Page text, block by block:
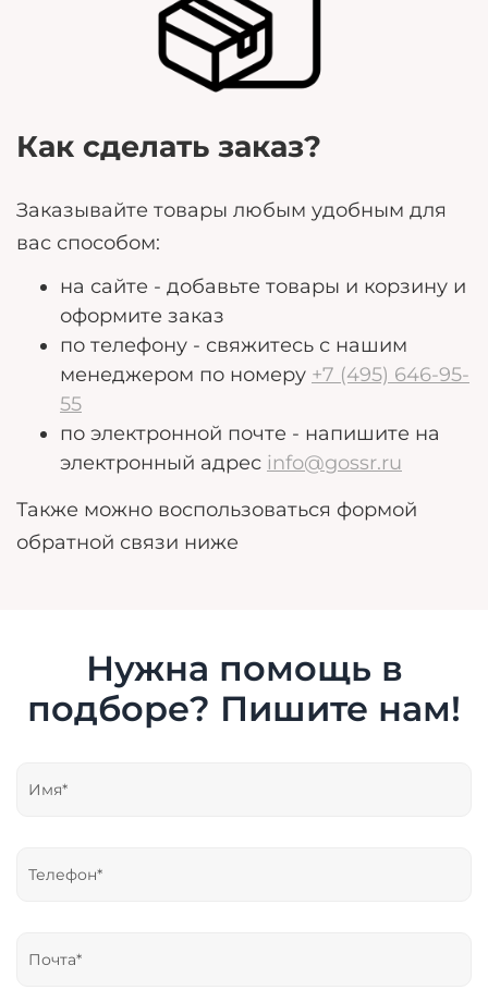
могут помочь нам лучше удовлетворить ваши
потребности.
Как сделать заказ?
Заказывайте товары любым удобным для
вас способом:
на сайте - добавьте товары и корзину и
оформите заказ
по телефону - свяжитесь с нашим
менеджером по номеру +7 (495) 646-95-
55
по электронной почте - напишите на
электронный адрес info@gossr.ru
Также можно воспользоваться формой
обратной связи ниже
Нужна помощь в
подборе? Пишите нам!